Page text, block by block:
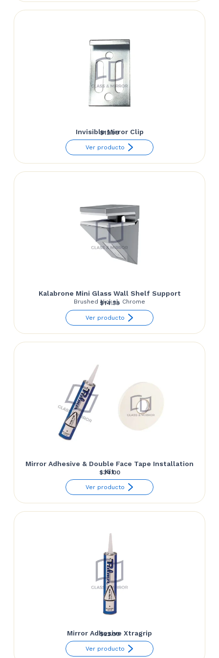
Invisible Mirror Clip
$12.99
Ver producto
Kalabrone Mini Glass Wall Shelf Support
Brushed Nickel, Chrome
$14.38
Ver producto
Mirror Adhesive & Double Face Tape Installation
Kit
$34.00
Ver producto
Mirror Adhesive Xtragrip
$22.00
Ver producto